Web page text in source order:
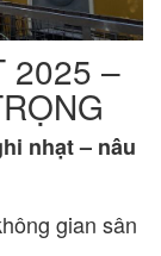
2025 –
nhạt – nâu
gian sân